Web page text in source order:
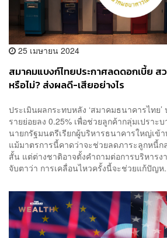
25 เมษายน 2024
สมาคมแบงก์ไทยประกาศลดดอกเบี้ย
หรือไม่? ส่งผลดี-เสียอย่างไร
ประเมินผลกระทบหลัง ‘สมาคมธนาคารไทย
รายย่อยลง 0.25% เพื่อช่วยลูกค้ากลุ่มเปราะ
นายกรัฐมนตรีเรียกผู้บริหารธนาคารใหญ่เข้
แม้มาตรการนี้คาดว่าจะช่วยลดภาระลูกหนี้ก
สั้น แต่ต่างชาติอาจตั้งคำถามต่อการบริหารง
จับตาว่า การเคลื่อนไหวครั้งนี้จะช่วยแก้ปัญห